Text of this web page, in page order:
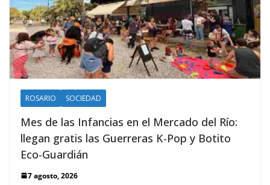
ROSARIO SOCIEDAD
Mes de las Infancias en el Mercado del Río:
llegan gratis las Guerreras K-Pop y Botito
Eco-Guardián
7 agosto, 2026